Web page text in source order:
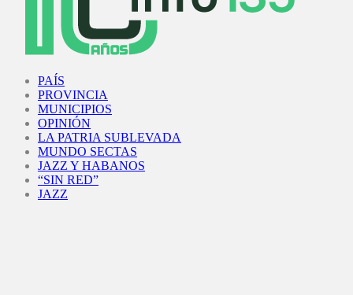
PAÍS
PROVINCIA
MUNICIPIOS
OPINIÓN
LA PATRIA SUBLEVADA
MUNDO SECTAS
JAZZ Y HABANOS
“SIN RED”
JAZZ